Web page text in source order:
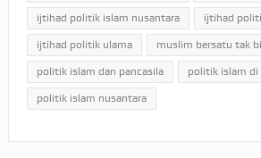
ijtihad politik islam nusantara ijtihad
ijtihad politik ulama muslim bersatu tak
politik islam dan pancasila politik islam di
politik islam nusantara